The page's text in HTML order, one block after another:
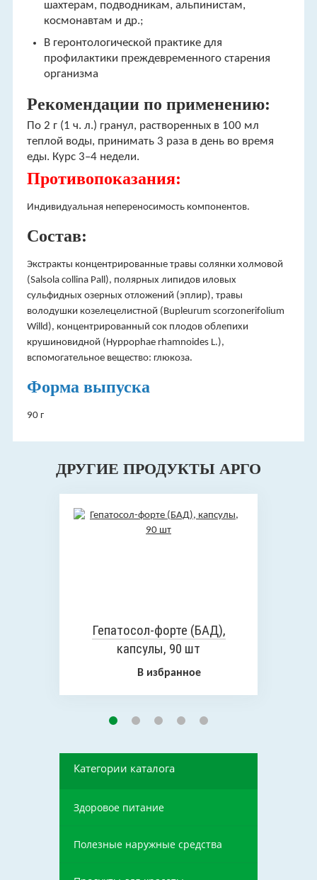
шахтерам, подводникам, альпинистам,
космонавтам и др.;
В геронтологической практике для
профилактики преждевременного старения
организма
Рекомендации по применению:
По 2 г (1 ч. л.) гранул, растворенных в 100 мл
теплой воды, принимать 3 раза в день во время
еды. Курс 3–4 недели.
Противопоказания:
Индивидуальная непереносимость компонентов.
Состав:
Экстракты концентрированные травы солянки холмовой
(Salsola collina Pall), полярных липидов иловых
сульфидных озерных отложений (эплир), травы
володушки козелецелистной (Bupleurum scorzonerifolium
Willd), концентрированный сок плодов облепихи
крушиновидной (Hyppophae rhamnoides L.),
вспомогательное вещество: глюкоза.
Форма выпуска
90 г
ДРУГИЕ ПРОДУКТЫ АРГО
Гепатосол-форте (БАД),
капсулы, 90 шт
В избранное
Категории каталога
Здоровое питание
Полезные наружные средства